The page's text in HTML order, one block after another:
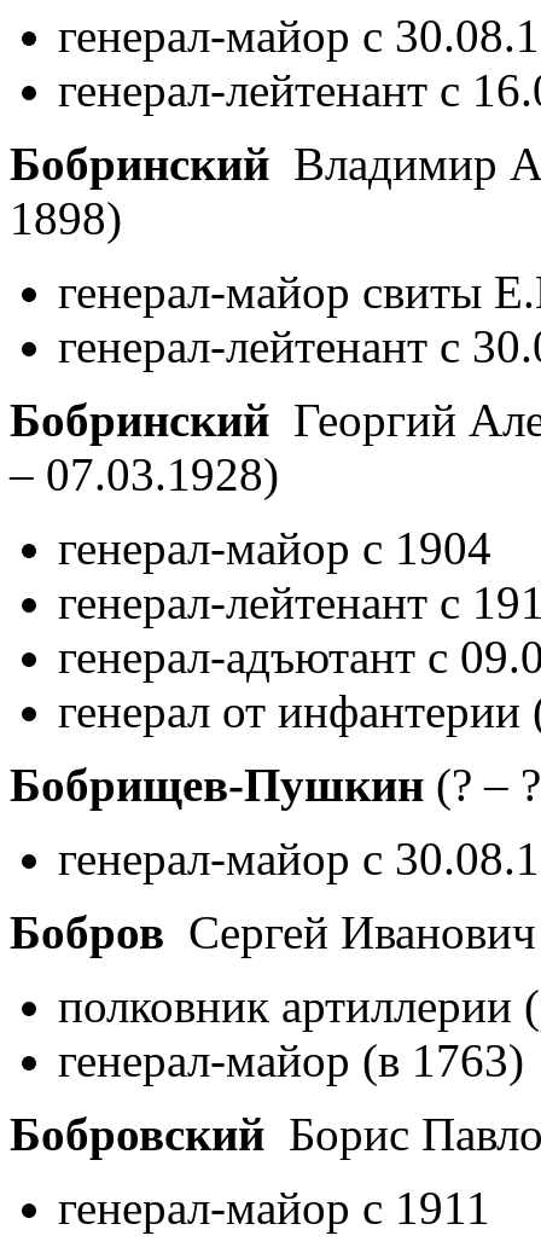
генерал-майор с
генерал-лейтенант с
Бобринский Владимир
1898)
генерал-майор свиты
генерал-лейтенант с
Бобринский Георгий
– 07.03.1928)
генерал-майор с 1904
генерал-лейтенант с
генерал-адъютант с
генерал от инфантерии
Бобрищев-Пушкин (? –
генерал-майор с
Бобров Сергей
полковник артиллерии
генерал-майор (в 1763)
Бобровский Борис
генерал-майор с 1911